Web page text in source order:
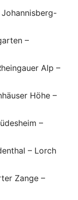
–
Alp –
Höhe –
–
– Lorch
Zange –